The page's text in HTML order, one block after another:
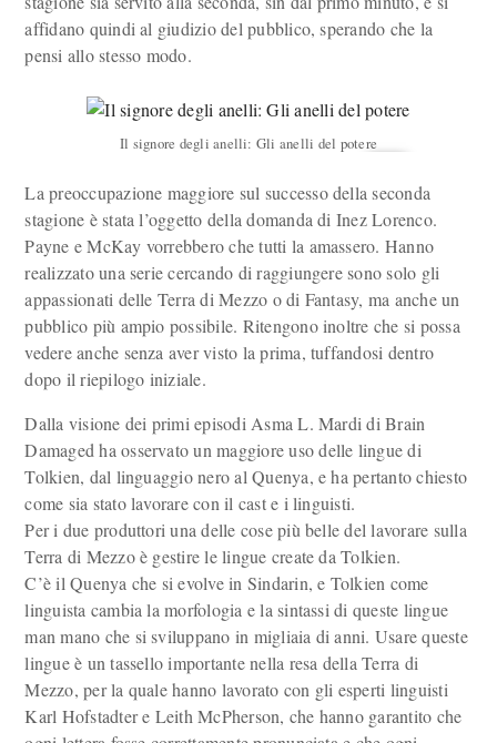
affidano quindi al giudizio del pubblico, sperando che la
pensi allo stesso modo.
Il signore degli anelli: Gli anelli del potere
La preoccupazione maggiore sul successo della seconda
stagione è stata l’oggetto della domanda di Inez Lorenco.
Payne e McKay vorrebbero che tutti la amassero. Hanno
realizzato una serie cercando di raggiungere sono solo gli
appassionati delle Terra di Mezzo o di Fantasy, ma anche un
pubblico più ampio possibile. Ritengono inoltre che si possa
vedere anche senza aver visto la prima, tuffandosi dentro
dopo il riepilogo iniziale.
Dalla visione dei primi episodi Asma L. Mardi di Brain
Damaged ha osservato un maggiore uso delle lingue di
Tolkien, dal linguaggio nero al Quenya, e ha pertanto chiesto
come sia stato lavorare con il cast e i linguisti.
Per i due produttori una delle cose più belle del lavorare sulla
Terra di Mezzo è gestire le lingue create da Tolkien.
C’è il Quenya che si evolve in Sindarin, e Tolkien come
linguista cambia la morfologia e la sintassi di queste lingue
man mano che si sviluppano in migliaia di anni. Usare queste
lingue è un tassello importante nella resa della Terra di
Mezzo, per la quale hanno lavorato con gli esperti linguisti
Karl Hofstadter e Leith McPherson, che hanno garantito che